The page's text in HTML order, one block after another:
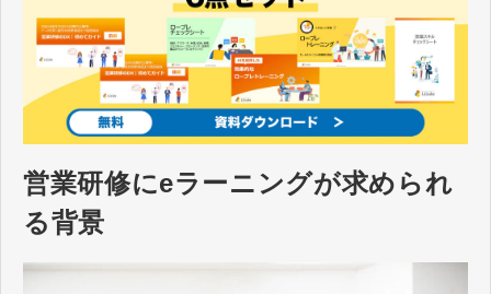
営業研修にeラーニングが求められ
る背景